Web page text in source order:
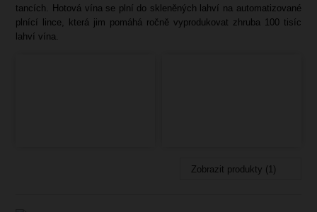
tancích. Hotová vína se plní do skleněných lahví na automatizované
plnící lince, která jim pomáhá ročně vyprodukovat zhruba 100 tisíc
lahví vína.
Zobrazit produkty (1)